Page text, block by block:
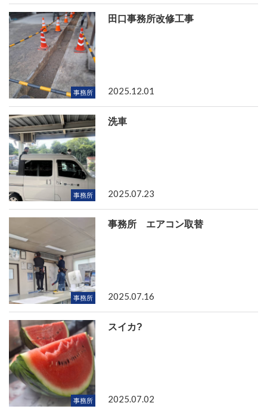
事務所
田口事務所改修工事
2025.12.01
事務所
洗車
2025.07.23
事務所
事務所 エアコン取替
2025.07.16
事務所
スイカ?
2025.07.02